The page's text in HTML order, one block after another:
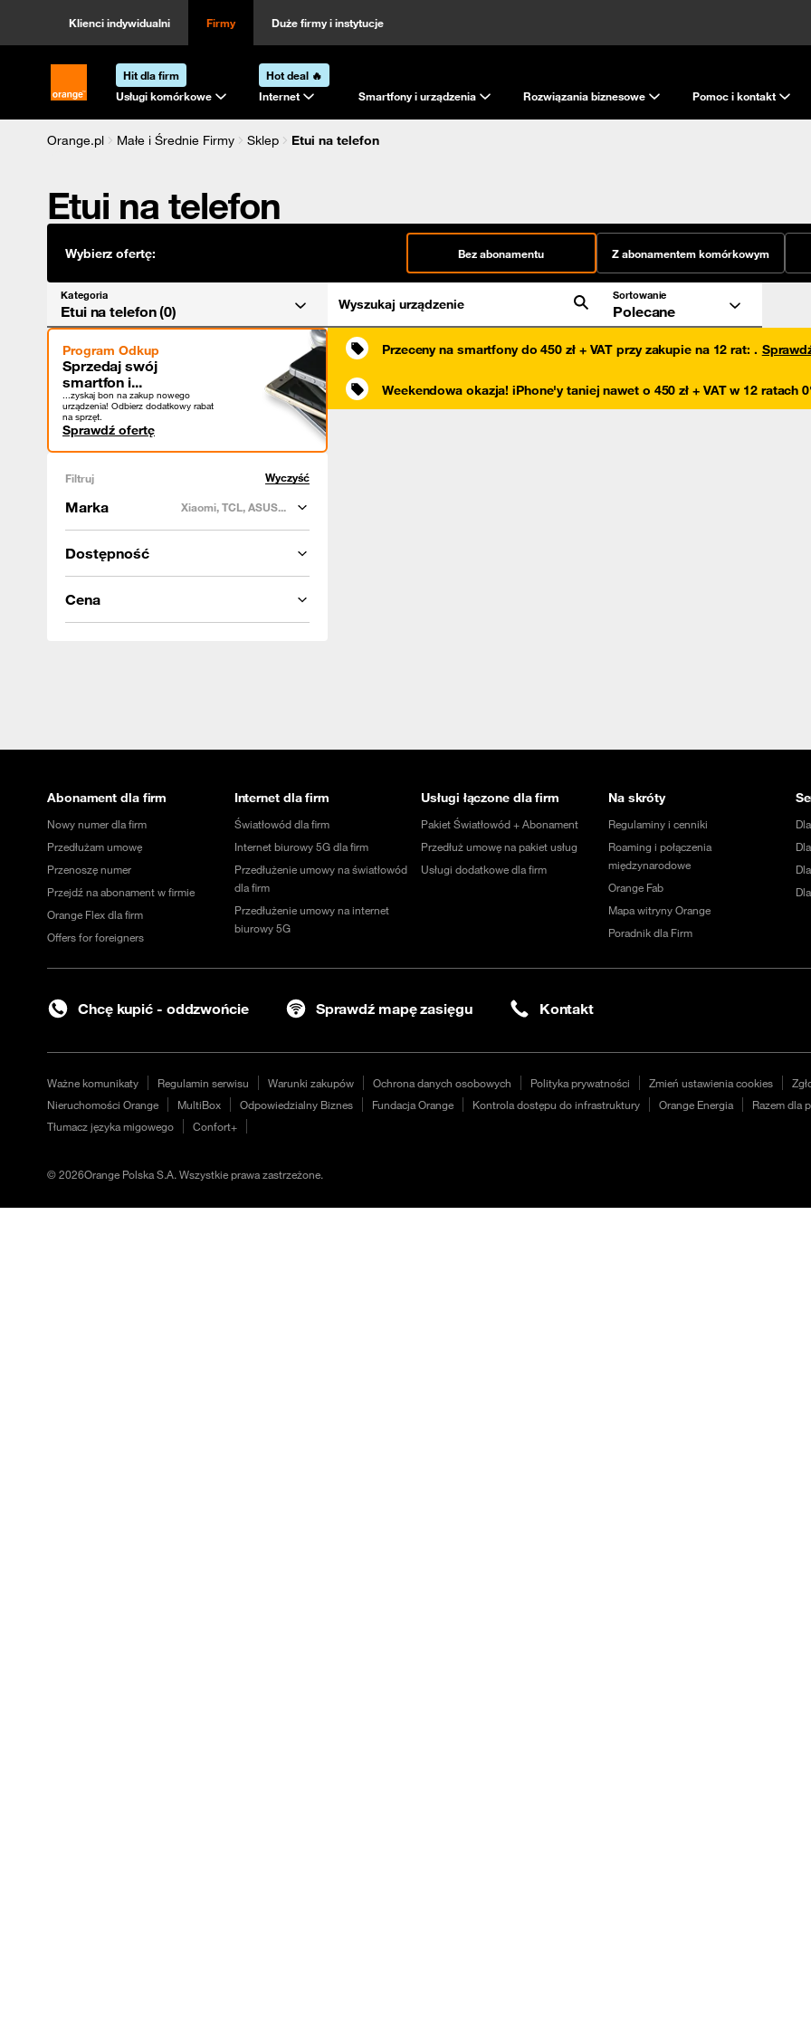
Klienci indywidualni Firmy Duże firmy i instytucje
Strona główna Orange.pl
Hit dla firm
Usługi komórkowe
Hot deal 🔥
Internet
Smartfony i urządzenia Rozwiązania biznesowe Pomoc i kontakt
Orange.pl Małe i Średnie Firmy Sklep
Etui na telefon
Etui na telefon
Wybierz ofertę: Bez abonamentu Z abonamentem komórkowym
Kategoria
Etui na telefon (0) Wyszukaj urządzenie
Sortowanie
Polecane
Program Odkup
Sprzedaj swój
smartfon i...
...zyskaj bon na zakup nowego
urządzenia! Odbierz dodatkowy rabat
na sprzęt.
Sprawdź ofertę
Filtruj Wyczyść
Marka Xiaomi, TCL, ASUS...
Dostępność
Cena
Przeceny na smartfony do 450 zł + VAT przy zakupie na 12 rat: .
Weekendowa okazja! iPhone'y taniej nawet o 450 zł + VAT w 12 ratach
Abonament dla firm
Nowy numer dla firm
Przedłużam umowę
Przenoszę numer
Przejdź na abonament w firmie
Orange Flex dla firm
Offers for foreigners
Internet dla firm
Światłowód dla firm
Internet biurowy 5G dla firm
Przedłużenie umowy na światłowód
dla firm
Przedłużenie umowy na internet
biurowy 5G
Usługi łączone dla firm
Pakiet Światłowód + Abonament
Przedłuż umowę na pakiet usług
Usługi dodatkowe dla firm
Na skróty
Regulaminy i cenniki
Roaming i połączenia
międzynarodowe
Orange Fab
Mapa witryny Orange
Poradnik dla Firm
Chcę kupić - oddzwońcie Sprawdź mapę zasięgu Kontakt
Ważne komunikaty Regulamin serwisu Warunki zakupów Ochrona danych osobowych Polityka prywatności Zmień ustawienia cookies
Nieruchomości Orange
MultiBox Odpowiedzialny Biznes Fundacja Orange Kontrola dostępu do infrastruktury Orange Energia Razem dla
Tłumacz języka migowego
Confort+
©2026Orange Polska S.A. Wszystkie prawa zastrzeżone.